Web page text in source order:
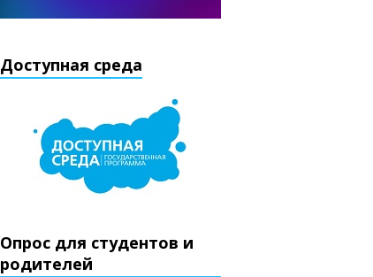
Доступная среда
Опрос для студентов и
родителей